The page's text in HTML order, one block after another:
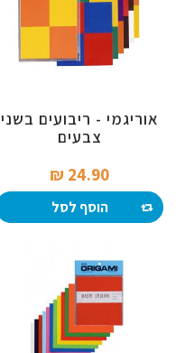
אוריגמי - ריבועים בשני
צבעים
24.90 ₪‎
הוסף לסל